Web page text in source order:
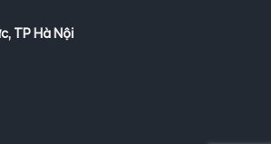
TP Hà Nội